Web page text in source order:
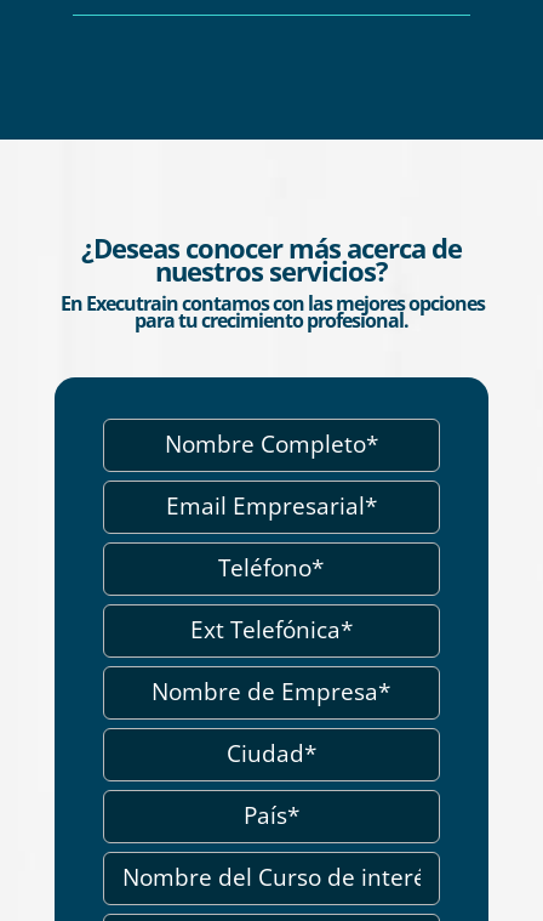
¿Deseas conocer más acerca de
nuestros servicios?
En Executrain contamos con las mejores opciones
para tu crecimiento profesional.